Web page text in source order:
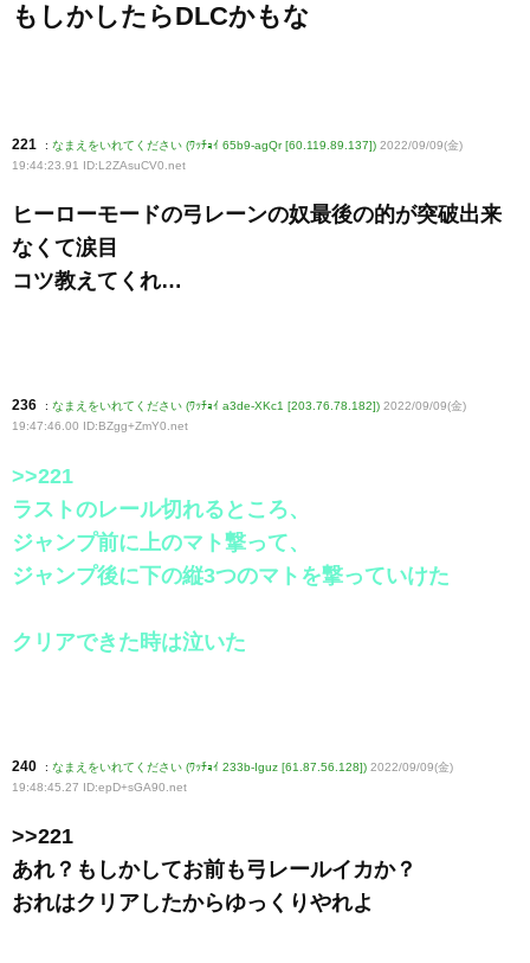
もしかしたらDLCかもな
221 : なまえをいれてください (ﾜｯﾁｮｲ 65b9-agQr [60.119.89.137]) 2022/09/09(金)
19:44:23.91 ID:L2ZAsuCV0 .net
ヒーローモードの弓レーンの奴最後の的が突破出来
なくて涙目
コツ教えてくれ…
236 : なまえをいれてください (ﾜｯﾁｮｲ a3de-XKc1 [203.76.78.182]) 2022/09/09(金)
19:47:46.00 ID:BZgg+ZmY0.net
>>221
ラストのレール切れるところ、
ジャンプ前に上のマト撃って、
ジャンプ後に下の縦3つのマトを撃っていけた
クリアできた時は泣いた
240 : なまえをいれてください (ﾜｯﾁｮｲ 233b-Iguz [61.87.56.128]) 2022/09/09(金)
19:48:45.27 ID:epD+sGA90 .net
>>221
あれ？もしかしてお前も弓レールイカか？
おれはクリアしたからゆっくりやれよ